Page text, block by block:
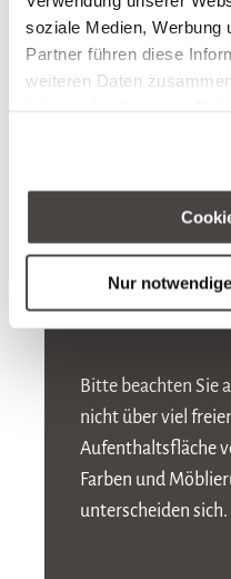
soziale Medien, Werbung
Partner führen diese
weiteren Daten
Cookies, wenn Sie
Nur
kleines
idR. kein
mit Telefon,
hochwertige
Bitte beachten Sie
nicht über viel
Aufenthaltsfläche
Farben und
unterscheiden sich.